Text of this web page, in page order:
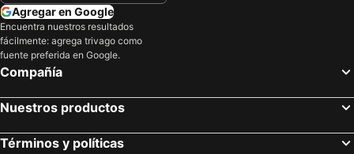
Agregar en Google
Encuentra nuestros resultados
fácilmente: agrega trivago como
fuente preferida en Google.
Compañía
Nuestros productos
Términos y políticas